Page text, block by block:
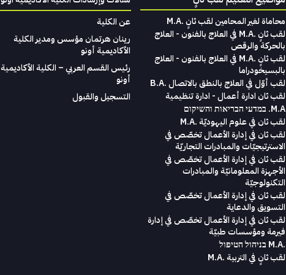
محاماة‭ ‬لغير‭ ‬المحامين لقب‭ ‬ثانٍ .‭ ‬M.A
لقب ثانٍ .M.A في العلاج بالفنون - العلاج
بالحركة والرقص
لقب ثانٍ .M.A في العلاج بالفنون - العلاج
بالبسيخودراما
لقب أوّل في العلاج بالنطق بالاتصال .B.A
لقب ثان ادارة أعمال - ادارة تنظيمية
M.A. במדעי הבריאות והשיקום
لقب ثان في علوم اليهوديّة .M.A
لقب ثان في إدارة الأعمال تخصّص في
الاسترتيجيّات والمبادرات التجاريّة
لقب ثان في إدارة الأعمال تخصّص في
الأجهزة المعلومانيّة والمبادرات
التكنولوجيّة
لقب ثان في إدارة الأعمال تخصّص في
التسويق والدعاية
لقب ثان في إدارة الأعمال تخصّص في إدارة
فيرمة ومؤسسات طبيّة
.M.A בניהול הטיפול
لقب ثانٍ في التربية .M.A
عن الكلية
رينان هرتمان مؤسس ومدير الكلية
الأكاديمية أونو
رئيس القسم العربي – الكلية الأكاديمية
أونو
التسجيل والقبول